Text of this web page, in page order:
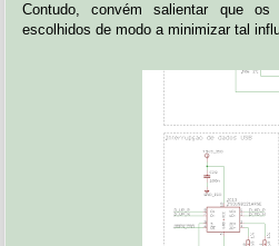
Contudo, convém salientar que os
escolhidos de modo a minimizar tal